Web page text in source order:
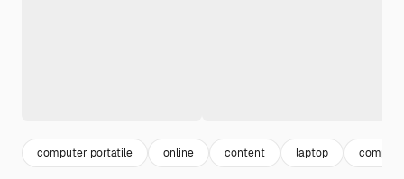
computer portatile online content laptop